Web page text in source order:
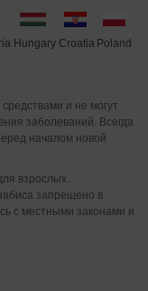
Hungary Croatia Poland
и не могут
заболеваний. Всегда
началом новой
взрослых.
запрещено в
с местными законами и